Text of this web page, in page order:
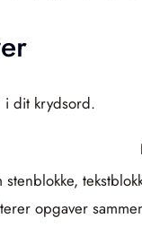
i dit krydsord.
opgaver